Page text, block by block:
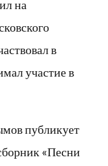
на
в
участие в
публикует
«Песни